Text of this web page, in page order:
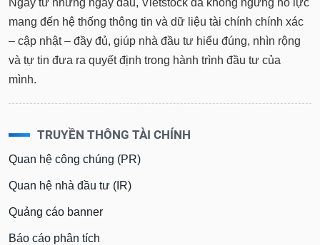
mang đến hệ thống thông tin và dữ liệu tài chính chính xác
– cập nhật – đầy đủ, giúp nhà đầu tư hiểu đúng, nhìn rộng
và tự tin đưa ra quyết định trong hành trình đầu tư của
mình.
TRUYỀN THÔNG TÀI CHÍNH
Quan hệ công chúng (PR)
Quan hệ nhà đầu tư (IR)
Quảng cáo banner
Báo cáo phân tích